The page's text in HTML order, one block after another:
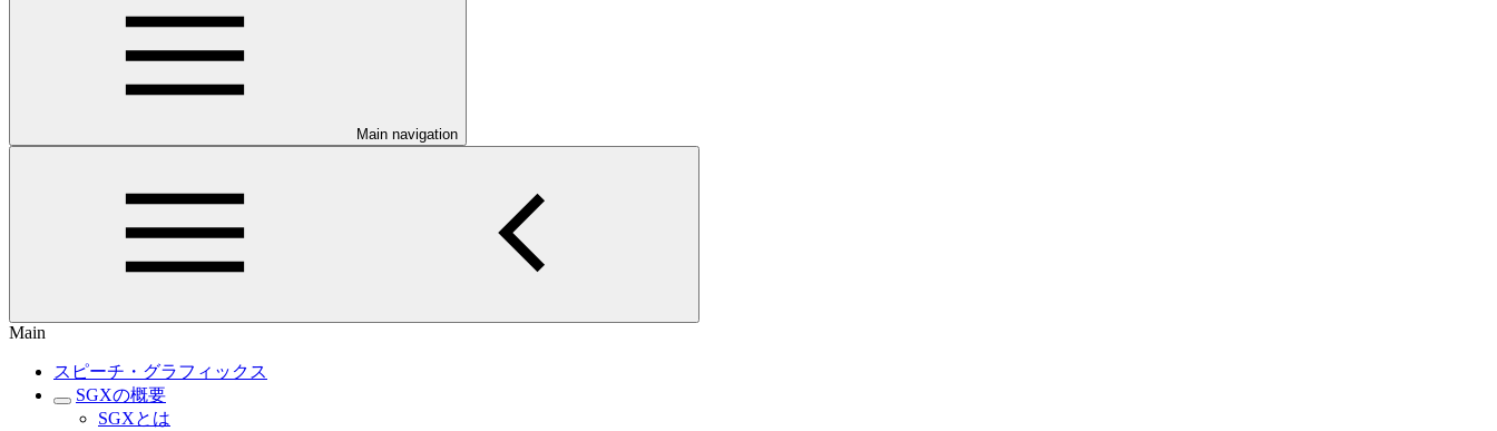
Main navigation
Main
スピーチ・グラフィックス
SGXの概要
SGXとは